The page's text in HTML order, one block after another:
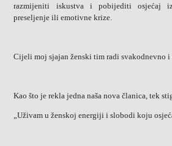
razmijeniti iskustva i pobijediti osjećaj
preseljenje ili emotivne krize.
Cijeli moj sjajan ženski tim radi svakodnevno i
Kao što je rekla jedna naša nova članica, tek
„Uživam u ženskoj energiji i slobodi koju